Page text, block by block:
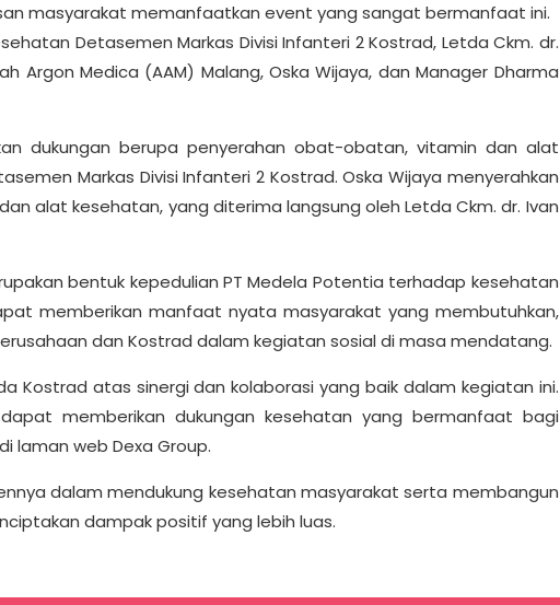
masyarakat memanfaatkan event yang sangat bermanfaat ini.
Detasemen Markas Divisi Infanteri 2 Kostrad, Letda Ckm. dr.
Argon Medica (AAM) Malang, Oska Wijaya, dan Manager Dharma
dukungan berupa penyerahan obat-obatan, vitamin dan alat
Markas Divisi Infanteri 2 Kostrad. Oska Wijaya menyerahkan
alat kesehatan, yang diterima langsung oleh Letda Ckm. dr. Ivan
bentuk kepedulian PT Medela Potentia terhadap kesehatan
memberikan manfaat nyata masyarakat yang membutuhkan,
dan Kostrad dalam kegiatan sosial di masa mendatang.
Kostrad atas sinergi dan kolaborasi yang baik dalam kegiatan ini.
memberikan dukungan kesehatan yang bermanfaat bagi
laman web Dexa Group.
dalam mendukung kesehatan masyarakat serta membangun
dampak positif yang lebih luas.